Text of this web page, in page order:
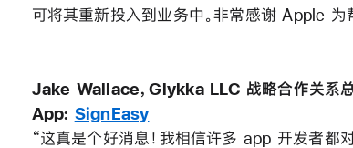
可将其重新投入到业务中。非常感谢 Apple 为
Jake Wallace，Glykka LLC 战略合作关系
App: SignEasy
“这真是个好消息！我相信许多 app 开发者都